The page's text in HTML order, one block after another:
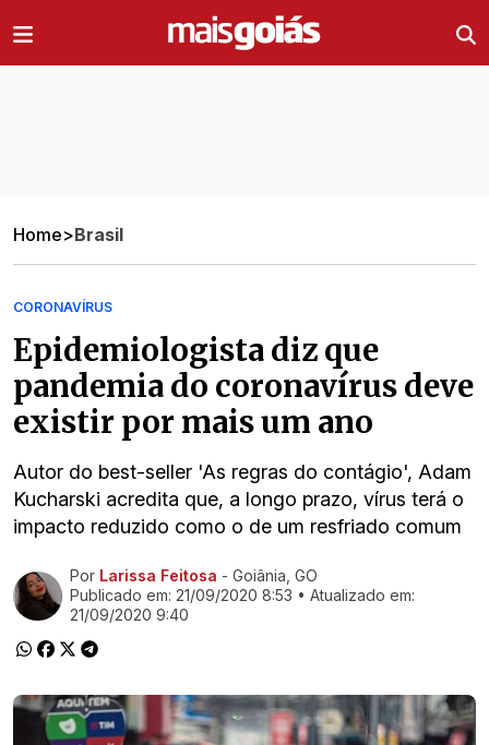
Home>Brasil
CORONAVÍRUS
Epidemiologista diz que
pandemia do coronavírus deve
existir por mais um ano
Autor do best-seller 'As regras do contágio', Adam
Kucharski acredita que, a longo prazo, vírus terá o
impacto reduzido como o de um resfriado comum
Ir direto pra matéria
Por Larissa Feitosa - Goiânia, GO
Publicado em: 21/09/2020 8:53 • Atualizado em:
21/09/2020 9:40